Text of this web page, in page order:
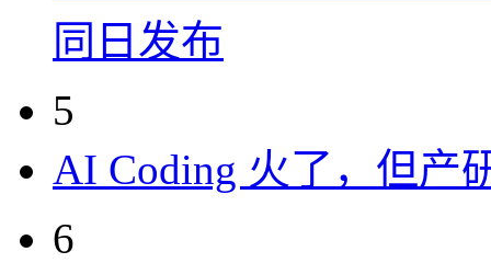
同日发布
5
AI Coding 火了，但产
6